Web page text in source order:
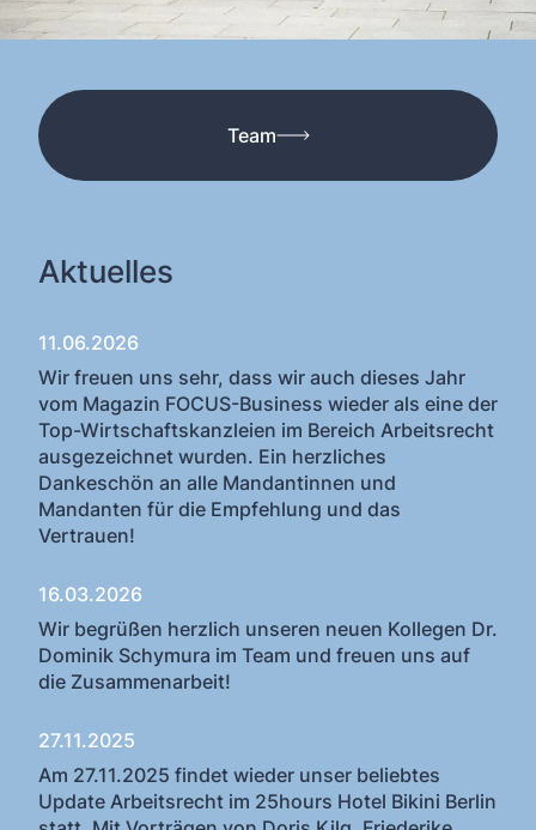
Team
Aktuelles
11.06.2026
Wir freuen uns sehr, dass wir auch dieses Jahr
vom Magazin FOCUS-Business wieder als eine der
Top-Wirtschaftskanzleien im Bereich Arbeitsrecht
ausgezeichnet wurden. Ein herzliches
Dankeschön an alle Mandantinnen und
Mandanten für die Empfehlung und das
Vertrauen!
16.03.2026
Wir begrüßen herzlich unseren neuen Kollegen Dr.
Dominik Schymura im Team und freuen uns auf
die Zusammenarbeit!
27.11.2025
Am 27.11.2025 findet wieder unser beliebtes
Update Arbeitsrecht im 25hours Hotel Bikini Berlin